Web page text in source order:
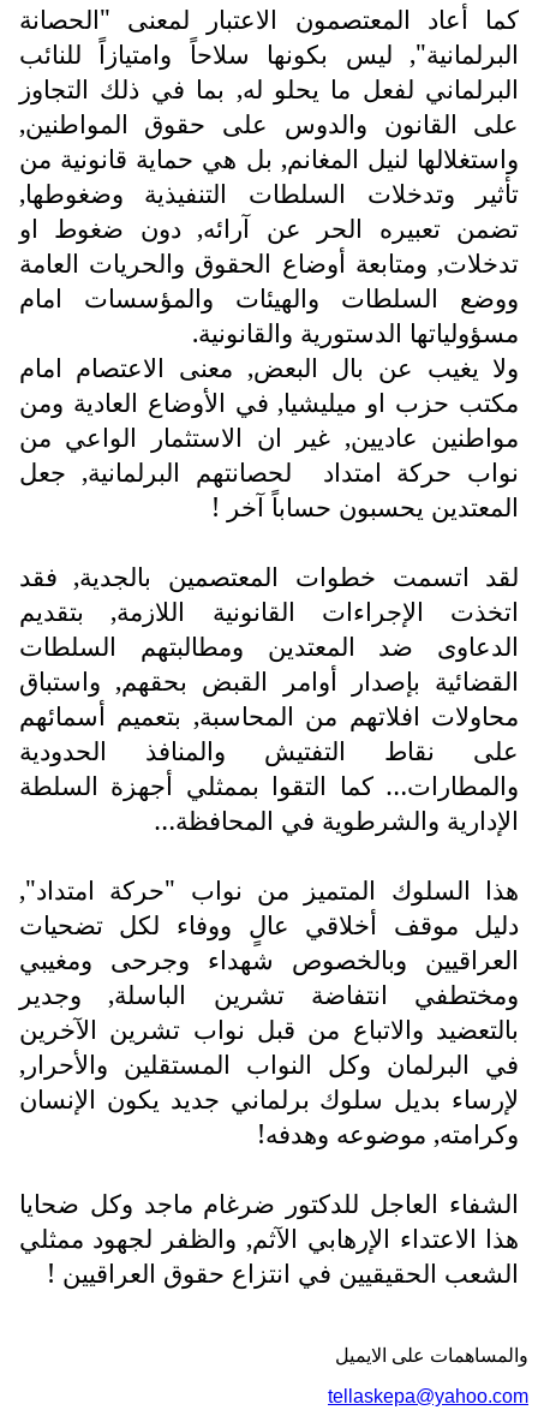
كما أعاد المعتصمون الاعتبار لمعنى "الحصانة
البرلمانية", ليس بكونها سلاحاً وامتيازاً للنائب
البرلماني لفعل ما يحلو له, بما في ذلك التجاوز
على القانون والدوس على حقوق المواطنين,
واستغلالها لنيل المغانم, بل هي حماية قانونية من
تأثير وتدخلات السلطات التنفيذية وضغوطها,
تضمن تعبيره الحر عن آرائه, دون ضغوط او
تدخلات, ومتابعة أوضاع الحقوق والحريات العامة
ووضع السلطات والهيئات والمؤسسات امام
مسؤولياتها الدستورية والقانونية.
ولا يغيب عن بال البعض, معنى الاعتصام امام
مكتب حزب او ميليشيا, في الأوضاع العادية ومن
مواطنين عاديين, غير ان الاستثمار الواعي من
نواب حركة امتداد
لحصانتهم البرلمانية, جعل
المعتدين يحسبون حساباً آخر !
لقد اتسمت خطوات المعتصمين بالجدية, فقد
اتخذت الإجراءات القانونية اللازمة, بتقديم
الدعاوى ضد المعتدين ومطالبتهم السلطات
القضائية بإصدار أوامر القبض بحقهم, واستباق
محاولات افلاتهم من المحاسبة, بتعميم أسمائهم
على نقاط التفتيش والمنافذ الحدودية
والمطارات… كما التقوا بممثلي أجهزة السلطة
الإدارية والشرطوية في المحافظة…
هذا السلوك المتميز من نواب "حركة امتداد",
دليل موقف أخلاقي عالٍ ووفاء لكل تضحيات
العراقيين وبالخصوص شهداء وجرحى ومغيبي
ومختطفي انتفاضة تشرين الباسلة, وجدير
بالتعضيد والاتباع من قبل نواب تشرين الآخرين
في البرلمان وكل النواب المستقلين والأحرار,
لإرساء بديل سلوك برلماني جديد يكون الإنسان
وكرامته, موضوعه وهدفه!
الشفاء العاجل للدكتور ضرغام ماجد وكل ضحايا
هذا الاعتداء الإرهابي الآثم, والظفر لجهود ممثلي
الشعب الحقيقيين في انتزاع حقوق العراقيين !
والمساهمات علی الایمیل
tellaskepa@yahoo.com